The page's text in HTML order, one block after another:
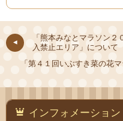
「熊本みなとマラソン
入禁止エリア」について
「第４１回いぶすき菜の花
インフォメーション